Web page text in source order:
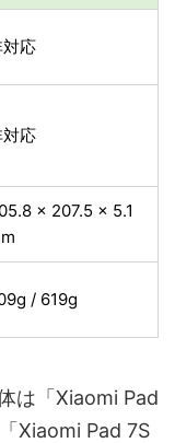
応
応
x 207.5 x 5.1
/ 619g
は「Xiaomi Pad
Xiaomi Pad 7S